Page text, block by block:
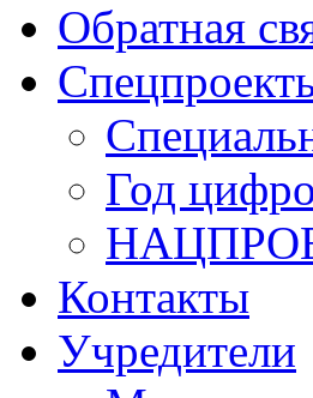
Обратная
Год
Контакты
Учредители